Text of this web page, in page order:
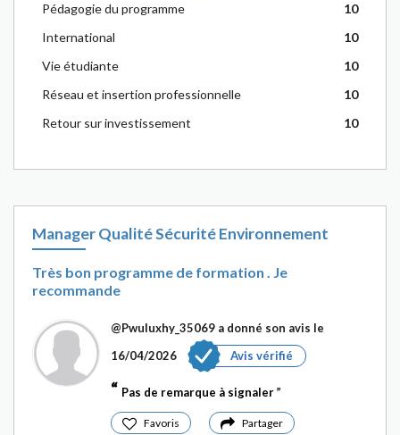
Pédagogie du programme
10
International
10
Vie étudiante
10
Réseau et insertion professionnelle
10
Retour sur investissement
10
Manager Qualité Sécurité Environnement
Très bon programme de formation . Je
recommande
@Pwuluxhy_35069 a donné son avis le
16/04/2026
Avis vérifié
Pas de remarque à signaler
Favoris Partager